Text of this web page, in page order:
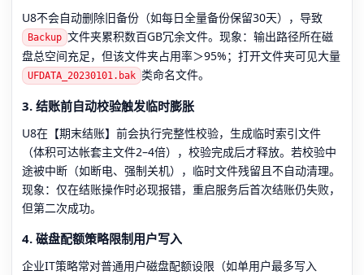
U8不会自动删除旧备份（如每日全量备份保留30天），导致
Backup 文件夹累积数百GB冗余文件。现象：输出路径所在磁
盘总空间充足，但该文件夹占用率＞95%；打开文件夹可见大量
UFDATA_20230101.bak 类命名文件。
3. 结账前自动校验触发临时膨胀
U8在【期末结账】前会执行完整性校验，生成临时索引文件
（体积可达帐套主文件2–4倍），校验完成后才释放。若校验中
途被中断（如断电、强制关机），临时文件残留且不自动清理。
现象：仅在结账操作时必现报错，重启服务后首次结账仍失败，
但第二次成功。
4. 磁盘配额策略限制用户写入
企业IT策略常对普通用户磁盘配额设限（如单用户最多写入